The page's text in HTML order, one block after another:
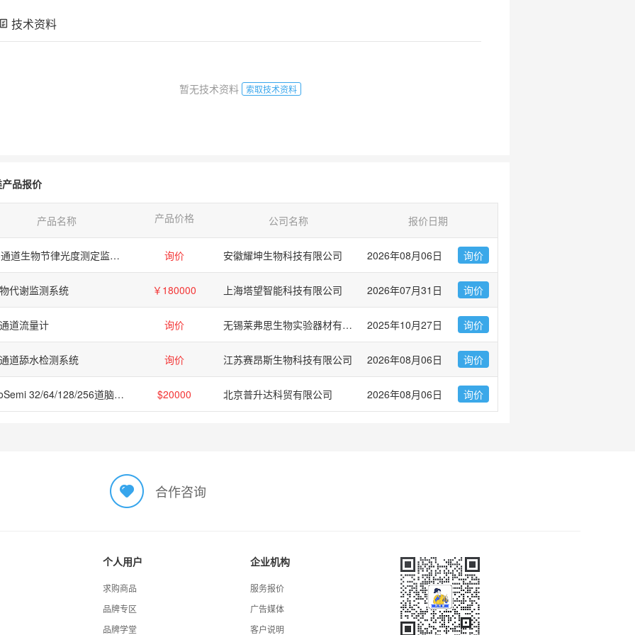
技术资料
暂无技术资料 索取技术资料
品报价
产品名称 产品价格 公司名称 报价日期
96通道生物节律光度测定监测系统 询价 安徽耀坤生物科技有限公司 2026年08月06日 询价
代谢监测系统 ￥180000 上海塔望智能科技有限公司 2026年07月31日 询价
道流量计 询价 无锡莱弗思生物实验器材有限公司 2025年10月27日 询价
道舔水检测系统 询价 江苏赛昂斯生物科技有限公司 2026年08月06日 询价
BioSemi 32/64/128/256道脑电仪及事件相关电位EEG/ERP $20000 北京普升达科贸有限公司 2026年08月06日 询价
合作咨询
个人用户
求购商品
品牌专区
品牌学堂
企业机构
服务报价
广告媒体
客户说明